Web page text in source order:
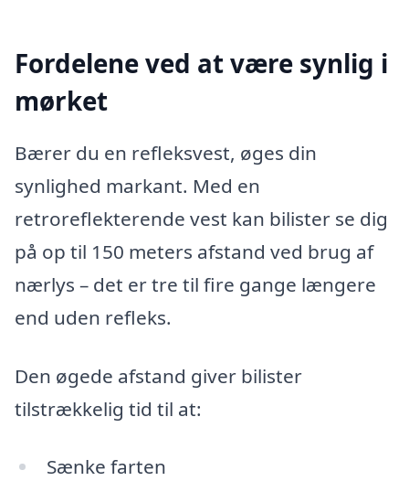
Fordelene ved at være synlig i
mørket
Bærer du en refleksvest, øges din
synlighed markant. Med en
retroreflekterende vest kan bilister se dig
på op til 150 meters afstand ved brug af
nærlys – det er tre til fire gange længere
end uden refleks.
Den øgede afstand giver bilister
tilstrækkelig tid til at:
Sænke farten